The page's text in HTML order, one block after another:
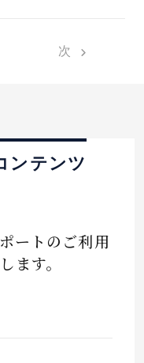
次
ンテンツ
ートのご利用
ます。